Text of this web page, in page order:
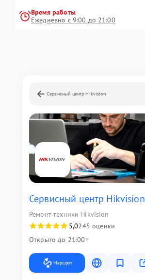
Время работы
Ежедневно с 9:00 до 21:00
Сервисный центр Hikvision
Сервисный центр Hikvision
Ремонт техники Hikvision
5,0245 оценки
Открыто до 21:00
Маршрут